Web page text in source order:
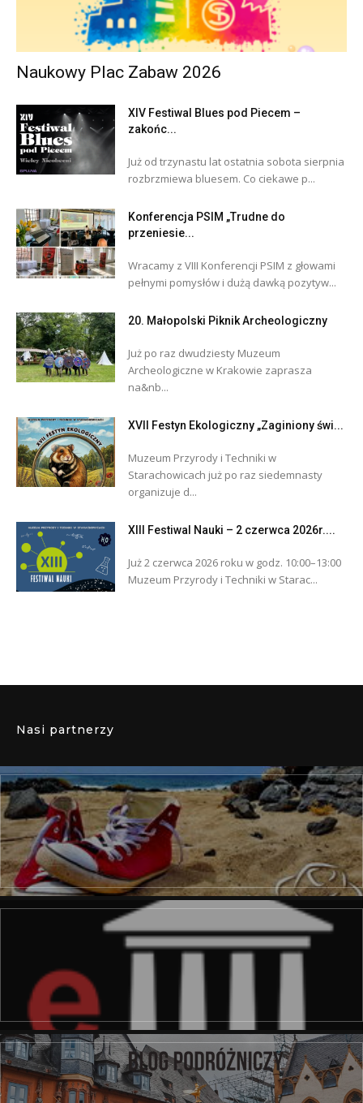
Naukowy Plac Zabaw 2026
XIV Festiwal Blues pod Piecem –
zakońc...
Już od trzynastu lat ostatnia sobota sierpnia
rozbrzmiewa bluesem. Co ciekawe p...
Konferencja PSIM „Trudne do
przeniesie...
Wracamy z VIII Konferencji PSIM z głowami
pełnymi pomysłów i dużą dawką pozytyw...
20. Małopolski Piknik Archeologiczny
Już po raz dwudziesty Muzeum
Archeologiczne w Krakowie zaprasza
na&nb...
XVII Festyn Ekologiczny „Zaginiony świ...
Muzeum Przyrody i Techniki w
Starachowicach już po raz siedemnasty
organizuje d...
XIII Festiwal Nauki – 2 czerwca 2026r....
Już 2 czerwca 2026 roku w godz. 10:00–13:00
Muzeum Przyrody i Techniki w Starac...
Nasi partnerzy